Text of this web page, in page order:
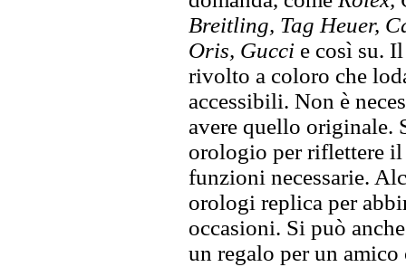
Breitling, Tag Heuer,
Oris, Gucci e così su.
rivolto a coloro che
accessibili. Non è
avere quello originale.
orologio per riflettere
funzioni necessarie.
orologi replica per
occasioni. Si può
un regalo per un amico